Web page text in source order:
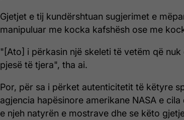
Gjetjet e tij kundërshtuan sugjerimet e
manipuluar me kocka kafshësh ose me
"[Ato] i përkasin një skeleti të vetëm që
pjesë të tjera", tha ai.
Por, për sa i përket autenticitetit të këtyre
agjencia hapësinore amerikane NASA e
e njeh natyrën e mostrave dhe se këto